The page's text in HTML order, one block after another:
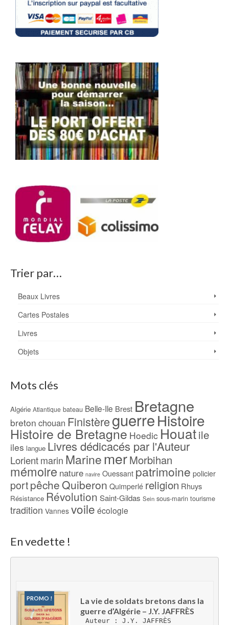
Trier par…
Beaux Livres
Cartes Postales
Livres
Objets
Mots clés
Algérie Atlantique bateau Belle-Ile Brest Bretagne
breton chouan FinistèreguerreHistoire
Histoire de Bretagne Hoedic Houatile
iles langue Livres dédicacés par l'Auteur
Lorientmarin Marine merMorbihan
mémoire nature navire Ouessant patrimoine policier
portpêcheQuiberon Quimperlé religion Rhuys
Résistance Révolution Saint-Gildas Sein sous-marin tourisme
tradition Vannes voile écologie
En vedette !
PROMO !
La vie de soldats bretons dans la
guerre d’Algérie – J.Y. JAFFRÈS
Auteur : J.Y. JAFFRÈS